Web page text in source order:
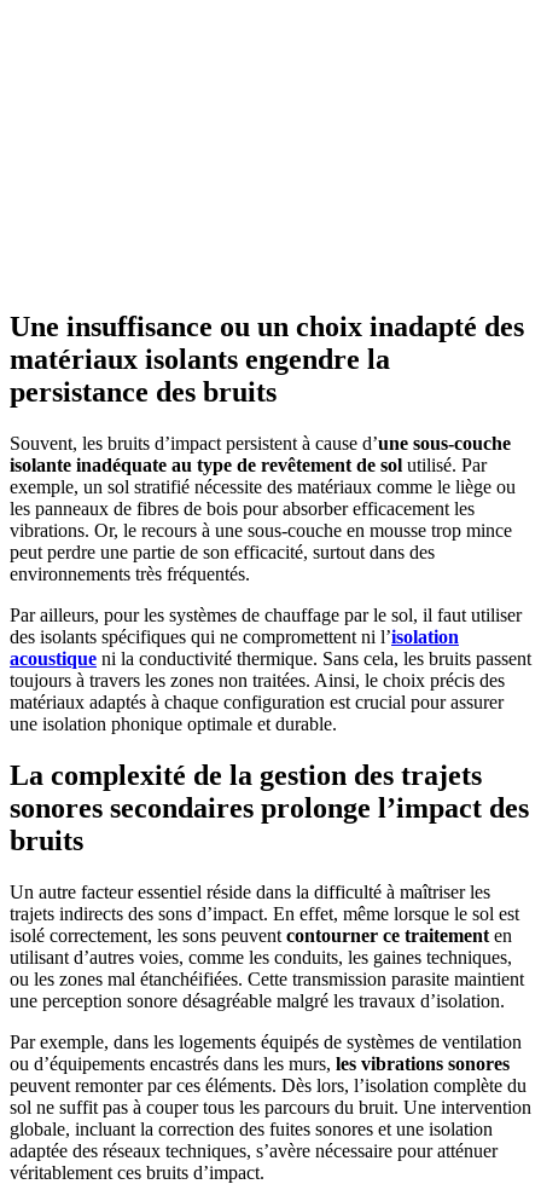
Une insuffisance ou un choix inadapté des
matériaux isolants engendre la
persistance des bruits
Souvent, les bruits d’impact persistent à cause d’une sous-couche
isolante inadéquate au type de revêtement de sol utilisé. Par
exemple, un sol stratifié nécessite des matériaux comme le liège ou
les panneaux de fibres de bois pour absorber efficacement les
vibrations. Or, le recours à une sous-couche en mousse trop mince
peut perdre une partie de son efficacité, surtout dans des
environnements très fréquentés.
Par ailleurs, pour les systèmes de chauffage par le sol, il faut utiliser
des isolants spécifiques qui ne compromettent ni l’isolation
acoustique ni la conductivité thermique. Sans cela, les bruits passent
toujours à travers les zones non traitées. Ainsi, le choix précis des
matériaux adaptés à chaque configuration est crucial pour assurer
une isolation phonique optimale et durable.
La complexité de la gestion des trajets
sonores secondaires prolonge l’impact des
bruits
Un autre facteur essentiel réside dans la difficulté à maîtriser les
trajets indirects des sons d’impact. En effet, même lorsque le sol est
isolé correctement, les sons peuvent contourner ce traitement en
utilisant d’autres voies, comme les conduits, les gaines techniques,
ou les zones mal étanchéifiées. Cette transmission parasite maintient
une perception sonore désagréable malgré les travaux d’isolation.
Par exemple, dans les logements équipés de systèmes de ventilation
ou d’équipements encastrés dans les murs, les vibrations sonores
peuvent remonter par ces éléments. Dès lors, l’isolation complète du
sol ne suffit pas à couper tous les parcours du bruit. Une intervention
globale, incluant la correction des fuites sonores et une isolation
adaptée des réseaux techniques, s’avère nécessaire pour atténuer
véritablement ces bruits d’impact.